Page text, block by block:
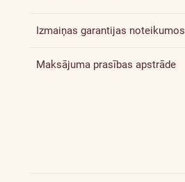
Izmaiņas garantijas noteikumos
Maksājuma prasības apstrāde